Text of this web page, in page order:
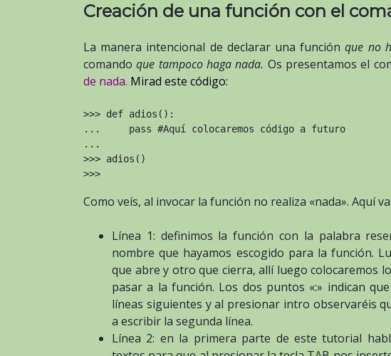
Creación de una función con el
La manera intencional de declarar una funciónque no
comandoque tampoco haga nada. Os presentamos el
de nada. Mirad este código:
>>> def adios():
...     pass #Aquí colocaremos código a futuro
...
>>> adios()
>>>
Como veís, al invocar la función no realiza «nada». Aquí
Línea 1: definimos la función con la palabra
nombre que hayamos escogido para la función.
que abre y otro que cierra, allí luego colocaremos
pasar a la función. Los dos puntos «:» indican
líneas siguientes y al presionar intro observaréis
a escribir la segunda línea.
Línea 2: en la primera parte de este tutorial